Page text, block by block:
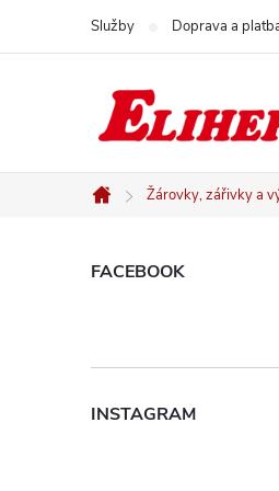
Služby Doprava a
Domů
Žárovky, zářivky a
P
s
FACEBOOK
INSTAGRAM